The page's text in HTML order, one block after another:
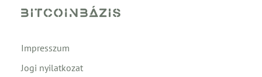
Impresszum
Jogi nyilatkozat